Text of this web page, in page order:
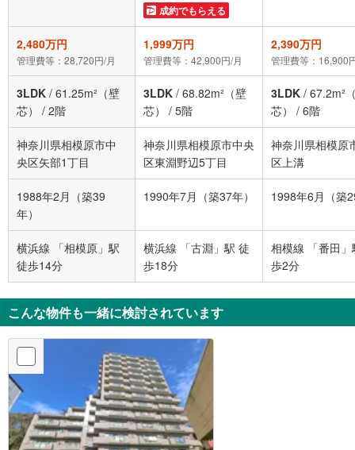
成約でもらえる
2,480万円
管理費等：28,720円/月
1,999万円
管理費等：42,900円/月
2,390万円
管理費等：16,900
3LDK / 61.25m²（壁
芯）
/ 2階
3LDK / 68.82m²（壁
芯）
/ 5階
3LDK / 67.2m²
芯）
/ 6階
神奈川県相模原市中
央区矢部1丁目
神奈川県相模原市中央
区東淵野辺5丁目
神奈川県相模原
区上溝
1988年2月（築39
年）
1990年7月（築37年） 1998年6月（築
横浜線 「相模原」駅
徒歩14分
横浜線 「古淵」駅 徒
歩18分
相模線 「番田」
歩2分
こんな物件も一緒に検討されています